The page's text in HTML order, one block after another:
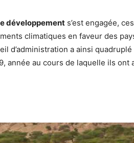
développement s’est engagée,
climatiques en faveur des
d’administration a ainsi
année au cours de laquelle ils